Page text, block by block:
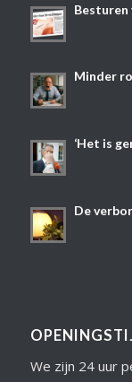
Minder
‘Het is
De
We zijn 24 uur